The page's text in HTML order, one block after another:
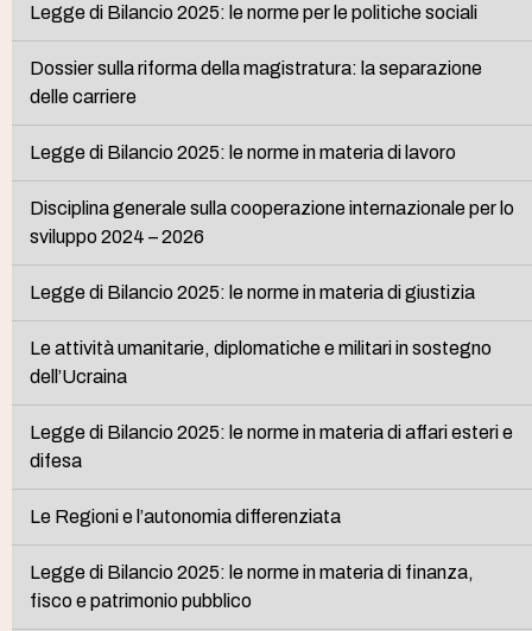
Legge di Bilancio 2025: le norme per le politiche sociali
Dossier sulla riforma della magistratura: la separazione
delle carriere
Legge di Bilancio 2025: le norme in materia di lavoro
Disciplina generale sulla cooperazione internazionale per lo
sviluppo 2024 – 2026
Legge di Bilancio 2025: le norme in materia di giustizia
Le attività umanitarie, diplomatiche e militari in sostegno
dell’Ucraina
Legge di Bilancio 2025: le norme in materia di affari esteri e
difesa
Le Regioni e l’autonomia differenziata
Legge di Bilancio 2025: le norme in materia di finanza,
fisco e patrimonio pubblico